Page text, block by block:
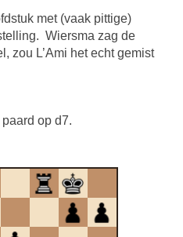
met (vaak pittige)
Wiersma zag de
zou L’Ami het echt gemist
op d7.